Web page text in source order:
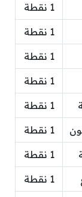
1 نقطة
1 نقطة
1 نقطة
1 نقطة
1 نقطة
1 نقطة
1 نقطة
1 نقطة